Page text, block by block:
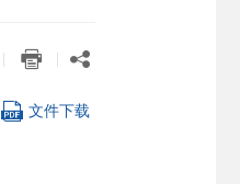
 
 文件下载